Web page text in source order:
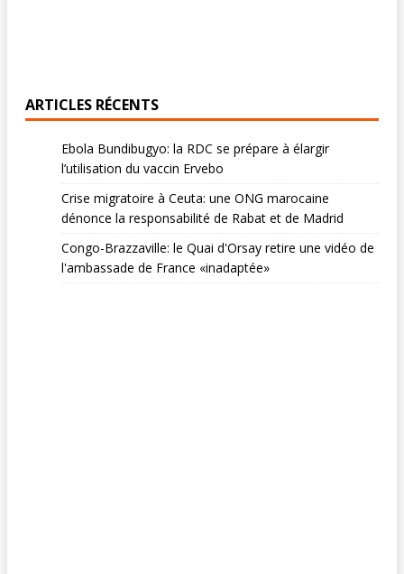
ARTICLES RÉCENTS
Ebola Bundibugyo: la RDC se prépare à élargir
l’utilisation du vaccin Ervebo
Crise migratoire à Ceuta: une ONG marocaine
dénonce la responsabilité de Rabat et de Madrid
Congo-Brazzaville: le Quai d'Orsay retire une vidéo de
l'ambassade de France «inadaptée»